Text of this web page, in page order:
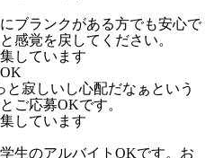
ブランクがある方でも安心で
感覚を戻してください。
しています
と寂しいし心配だなぁという
ご応募OKです。
しています
生のアルバイトOKです。お